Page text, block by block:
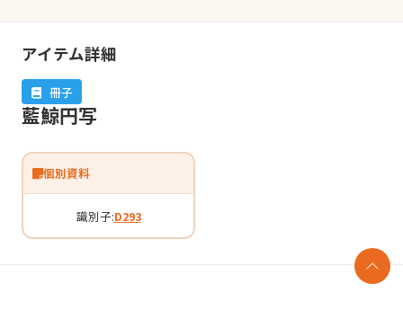
アイテム詳細
冊子
藍鯨円写
個別資料
識別子:D293